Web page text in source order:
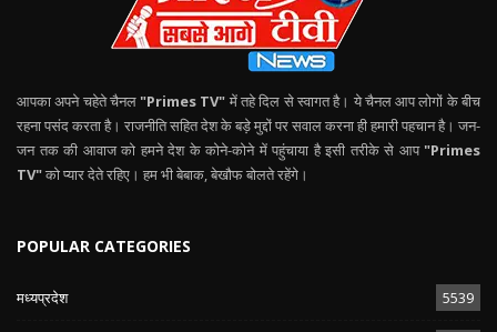
आपका अपने चहेते चैनल "Primes TV" में तहे दिल से स्वागत है। ये चैनल आप लोगों के बीच
रहना पसंद करता है। राजनीति सहित देश के बड़े मुद्दों पर सवाल करना ही हमारी पहचान है। जन-
जन तक की आवाज को हमने देश के कोने-कोने में पहुंचाया है इसी तरीके से आप "Primes
TV"को प्यार देते रहिए। हम भी बेबाक, बेखौफ बोलते रहेंगे।
POPULAR CATEGORIES
मध्यप्रदेश 5539